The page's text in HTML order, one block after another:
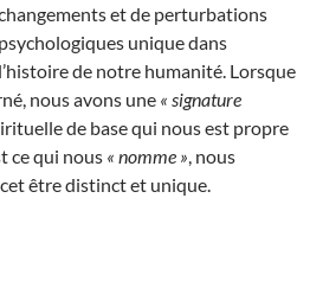
et de perturbations
psychologiques unique dans
l’histoire de notre humanité. Lorsque
nous avons une « signature
de base qui nous est propre
ce qui nous « nomme » , nous
être distinct et unique.